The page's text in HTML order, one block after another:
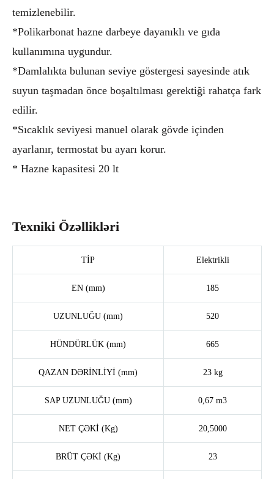
temizlenebilir.
*Polikarbonat hazne darbeye dayanıklı ve gıda
kullanımına uygundur.
*Damlalıkta bulunan seviye göstergesi sayesinde atık
suyun taşmadan önce boşaltılması gerektiği rahatça fark
edilir.
*Sıcaklık seviyesi manuel olarak gövde içinden
ayarlanır, termostat bu ayarı korur.
* Hazne kapasitesi 20 lt
Texniki Özəllikləri
TİP Elektrikli
EN (mm) 185
UZUNLUĞU (mm) 520
HÜNDÜRLÜK (mm) 665
QAZAN DƏRİNLİYİ (mm) 23 kg
SAP UZUNLUĞU (mm) 0,67 m3
NET ÇƏKİ (Kg) 20,5000
BRÜT ÇƏKİ (Kg) 23